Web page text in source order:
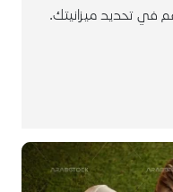
في تحديد ميزانيتك.
للتحكم بمصاريف
كما يمكنك إصدار بطاقة